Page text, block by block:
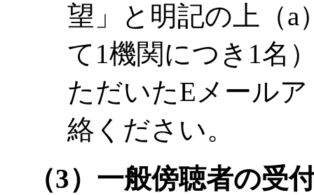
望」と明記の上（a
て1機関につき1名
ただいたEメール
絡ください。
（3）一般傍聴者の受